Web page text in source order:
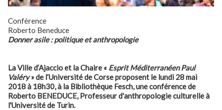
Conférence
Roberto Beneduce
Donner asile : politique et anthropologie
La Ville d’Ajaccio et la Chaire « Esprit Méditerranéen Paul
Valéry» de l’Université de Corse proposent le lundi 28 mai
2018 à 18h30, à la Bibliothèque Fesch, une conférence de
Roberto BENEDUCE,Professeur d'anthropologie culturelle à
l'Université de Turin.